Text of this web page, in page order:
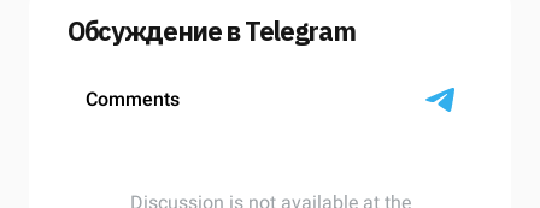
Обсуждение в Telegram